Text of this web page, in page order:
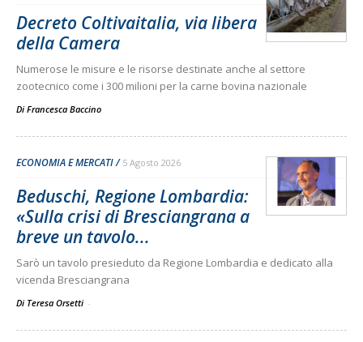
Decreto Coltivaitalia, via libera
della Camera
Numerose le misure e le risorse destinate anche al settore
zootecnico come i 300 milioni per la carne bovina nazionale
Di Francesca Baccino
ECONOMIA E MERCATI 5 Agosto 2026
Beduschi, Regione Lombardia:
«Sulla crisi di Bresciangrana a
breve un tavolo...
Sarò un tavolo presieduto da Regione Lombardia e dedicato alla
vicenda Bresciangrana
Di Teresa Orsetti -